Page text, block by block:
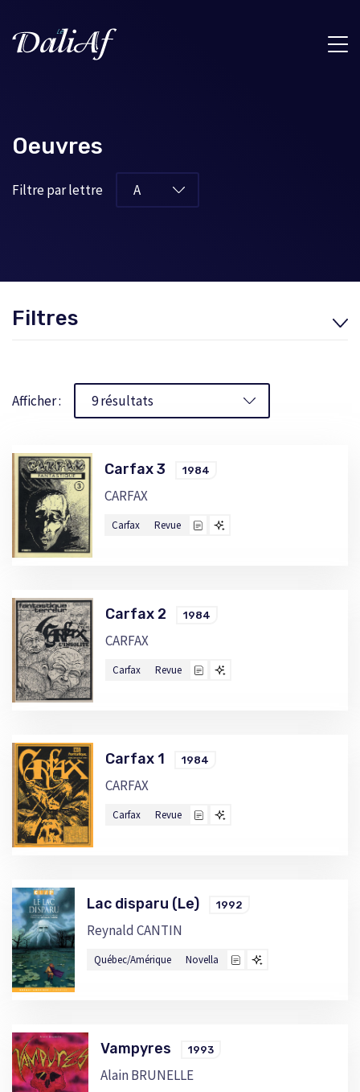
Oeuvres
Filtre par lettre
Filtres
Afficher :
Carfax 3 1984
CARFAX
Carfax Revue
Carfax 2 1984
CARFAX
Carfax Revue
Carfax 1 1984
CARFAX
Carfax Revue
Lac disparu (Le) 1992
Reynald CANTIN
Québec/Amérique Novella
Vampyres 1993
Alain BRUNELLE